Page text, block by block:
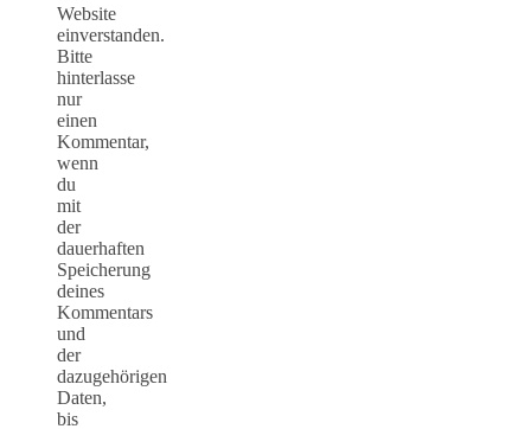
Website
einverstanden.
Bitte
hinterlasse
nur
einen
Kommentar,
wenn
du
mit
der
dauerhaften
Speicherung
deines
Kommentars
und
der
dazugehörigen
Daten,
bis